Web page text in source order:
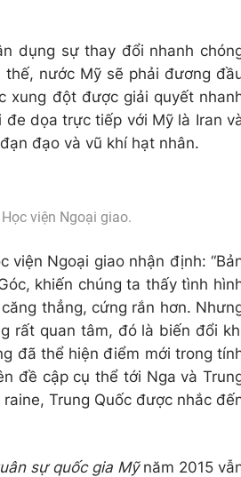
dụng sự thay đổi nhanh
nước Mỹ sẽ phải đương
xung đột được giải quyết
dọa trực tiếp với Mỹ là Iran
đạo và vũ khí hạt nhân.
viện Ngoại giao.
viện Ngoại giao nhận định:
khiến chúng ta thấy tình
thẳng, cứng rắn hơn.
rất quan tâm, đó là biến đổi
đã thể hiện điểm mới trong
đề cập cụ thể tới Nga và
Trung Quốc được nhắc
sự quốc gia Mỹnăm 2015